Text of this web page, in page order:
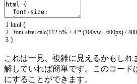
1
2
3
html {
font-size: calc(112.5% + 4 * (100vw - 600px) / 400
}
これは一見、複雑に見えるかもしれ
解していれば簡単です。このコード
にすることができます。